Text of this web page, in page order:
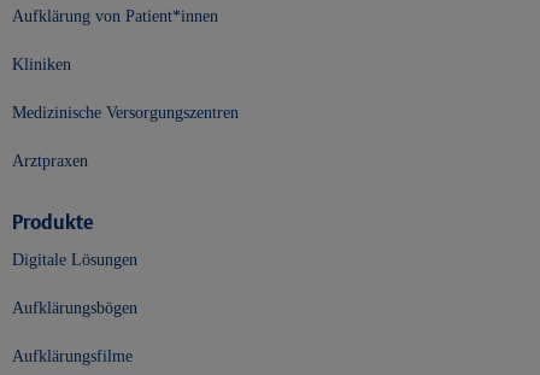
Aufklärung von Patient*innen
Kliniken
Medizinische Versorgungszentren
Arztpraxen
Produkte
Digitale Lösungen
Aufklärungsbögen
Aufklärungsfilme